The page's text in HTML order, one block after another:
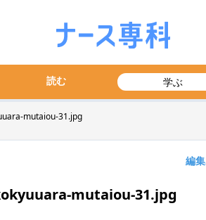
読む 学ぶ
mutaiou-31.jpg
編
mutaiou-31.jpg